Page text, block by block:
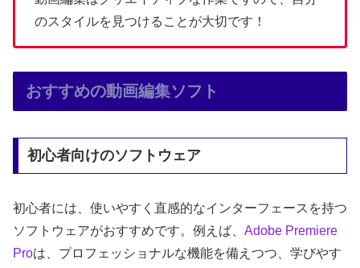
のスタイルを見つけることが大切です！
おすすめの動画編集ソフト
初心者向けのソフトウェア
初心者には、使いやすく直感的なインターフェースを持つ
ソフトウェアがおすすめです。例えば、 Adobe Premiere
Proは、プロフェッショナルな機能を備えつつ、学びやす